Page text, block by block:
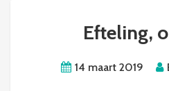
Efteling,
14 maart 2019